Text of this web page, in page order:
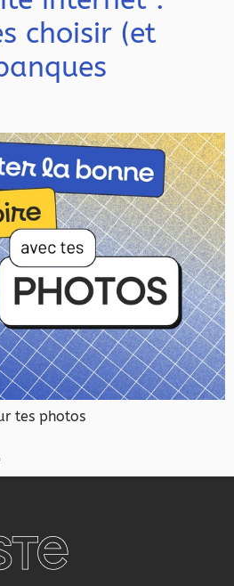
choisir (et
tes photos